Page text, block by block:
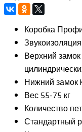
Коробка
Звукоизоляция
Верхний замок
Нижний замок
Вес55-75 кг
Количество
Стандартный